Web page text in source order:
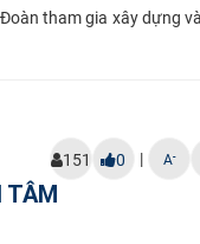
tham gia xây dựng
151 0 | A-
TÂM